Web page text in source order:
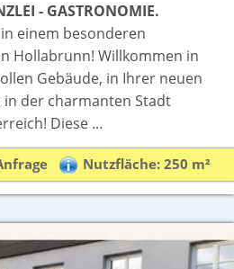
- GASTRONOMIE.
einem besonderen
Hollabrunn! Willkommen in
Gebäude, in Ihrer neuen
der charmanten Stadt
Diese ...
Nutzfläche: 250 m²